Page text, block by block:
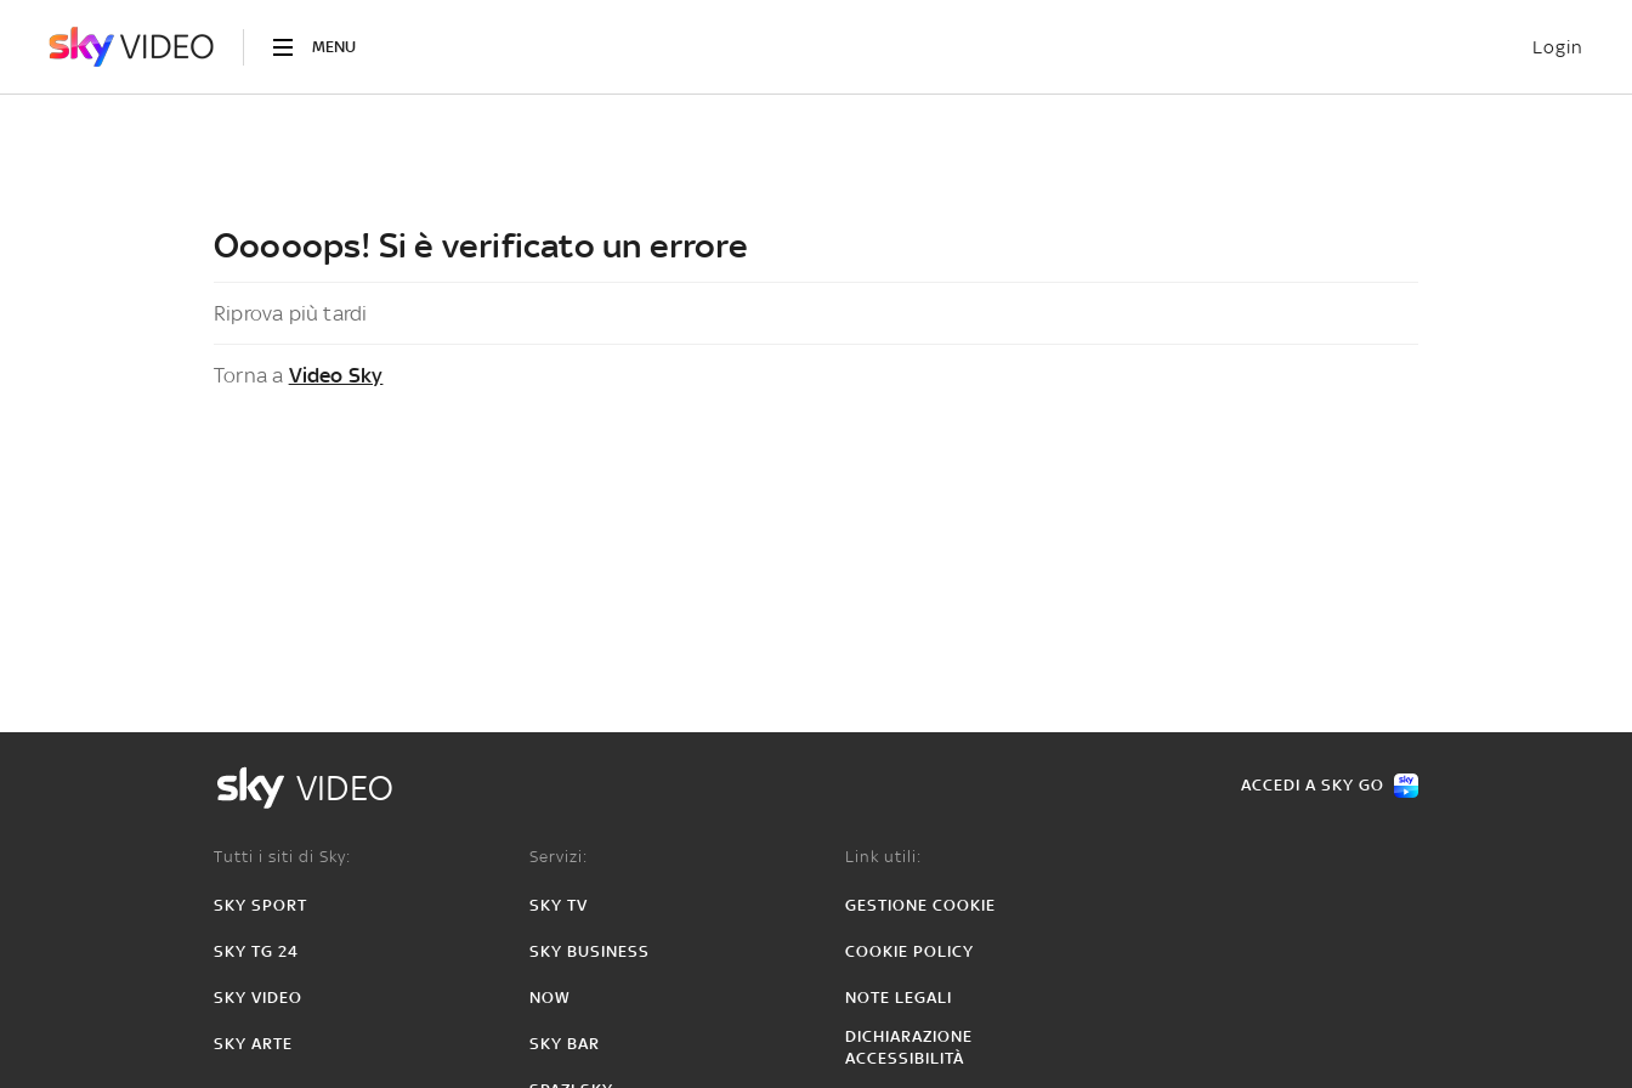
MENU Login
Ooooops! Si è verificato un errore
Riprova più tardi
Torna a Video Sky
VIDEO ACCEDI A SKY GO
Tutti i siti di Sky:
SKY SPORT
SKY TG 24
SKY VIDEO
SKY ARTE
Servizi:
SKY TV
SKY BUSINESS
NOW
SKY BAR
Link utili:
GESTIONE COOKIE
COOKIE POLICY
NOTE LEGALI
DICHIARAZIONE
ACCESSIBILITÀ